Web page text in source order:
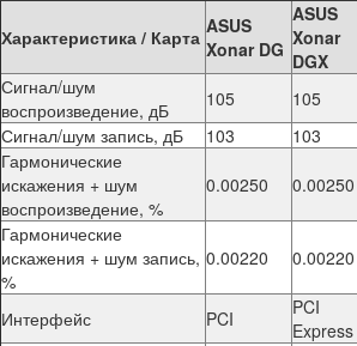
Характеристика / Карта ASUS
Xonar DG
ASUS
Xonar
DGX
Сигнал/шум
воспроизведение, дБ
105 105
Сигнал/шум запись, дБ
103 103
Гармонические
искажения + шум
воспроизведение, %
0.00250 0.00250
Гармонические
искажения + шум запись,
%
0.00220 0.00220
Интерфейс PCI
PCI
Express